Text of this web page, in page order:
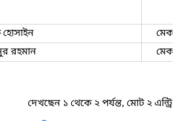
রহমান
দেখছেন ১ থেকে ২ পর্যন্ত, মোট ২ এন্ট্রি